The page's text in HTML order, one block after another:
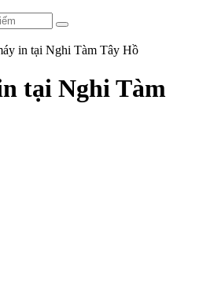
in tại Nghi Tàm Tây Hồ
tại Nghi Tàm